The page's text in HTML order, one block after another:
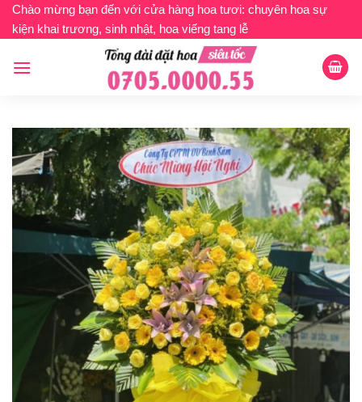
Bỏ
qua
dung
Chào mừng bạn đến với cửa hàng hoa tươi: chuyên hoa sự
kiện khai trương, sinh nhật, hoa viếng tang lễ